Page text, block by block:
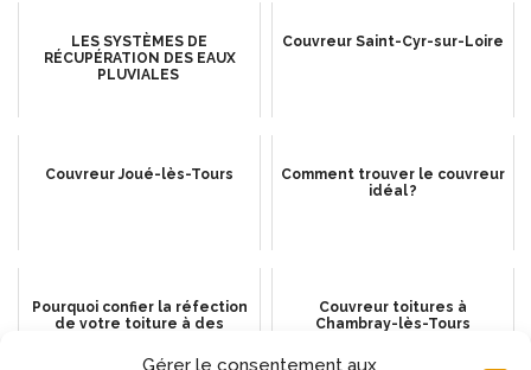
Gérer le consentement aux
LES SYSTÈMES DE
RÉCUPÉRATION DES EAUX
PLUVIALES
Couvreur Saint-Cyr-sur-Loire
Couvreur Joué-lès-Tours
Comment trouver le couvreur
idéal ?
Pourquoi confier la réfection
de votre toiture à des
Couvreur toitures à
Chambray-lès-Tours